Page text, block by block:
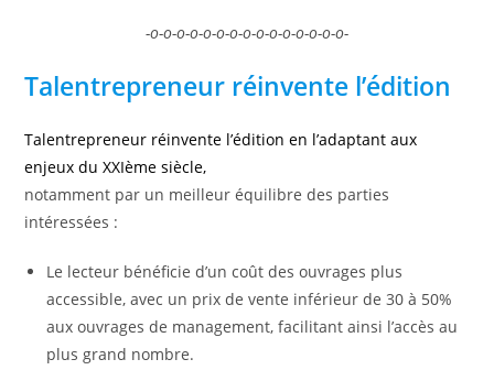
-o-o-o-o-o-o-o-o-o-o-o-o-o-o-o-
Talentrepreneur réinvente l’édition
Talentrepreneur réinvente l’édition en l’adaptant aux
enjeux du XXIème siècle,
notamment par un meilleur équilibre des parties
intéressées :
Le lecteur bénéficie d’un coût des ouvrages plus
accessible, avec un prix de vente inférieur de 30 à 50%
aux ouvrages de management, facilitant ainsi l’accès au
plus grand nombre.